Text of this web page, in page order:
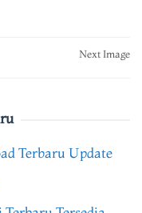
Next Image
Terbaru Update